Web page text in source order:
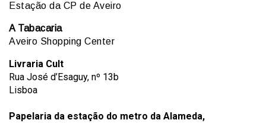
Estação da CP de Aveiro
A Tabacaria
Aveiro Shopping Center
Livraria Cult
Rua José d’Esaguy, nº 13b
Lisboa
Papelaria da estação do metro da Alameda,